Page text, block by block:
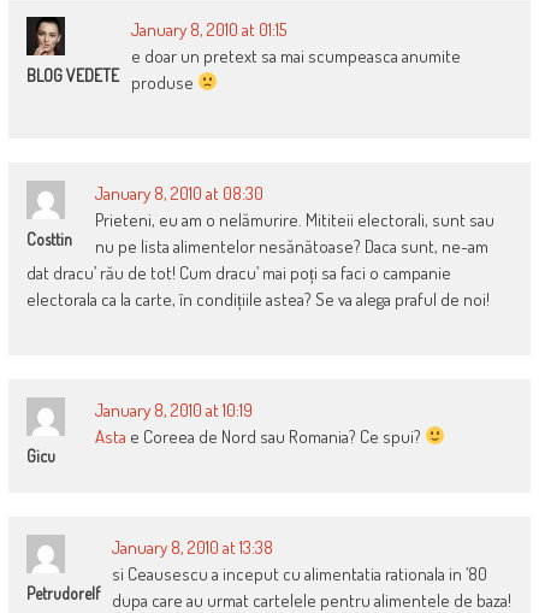
BLOG VEDETE
January 8, 2010 at 01:15
e doar un pretext sa mai scumpeasca anumite
produse
Costtin
January 8, 2010 at 08:30
Prieteni, eu am o nelămurire. Mititeii electorali, sunt sau
nu pe lista alimentelor nesănătoase? Daca sunt, ne-am
dat dracu’ rău de tot! Cum dracu’ mai poți sa faci o campanie
electorala ca la carte, în condițiile astea? Se va alega praful de noi!
Gicu
January 8, 2010 at 10:19
Asta e Coreea de Nord sau Romania? Ce spui?
Petrudorelf
January 8, 2010 at 13:38
si Ceausescu a inceput cu alimentatia rationala in ’80
dupa care au urmat cartelele pentru alimentele de baza!